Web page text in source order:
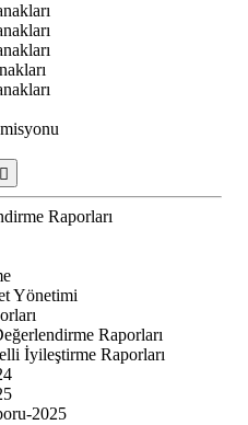
Raporları
Yönetimi
Raporları
İyileştirme Raporları
2025